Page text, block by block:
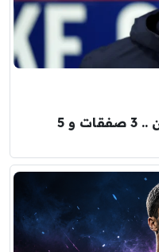
سوق انتقالات برشلونة حتى الآن .. 3 صفقات و 5